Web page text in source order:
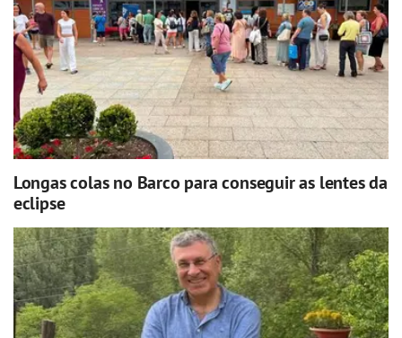
Longas colas no Barco para conseguir as lentes da
eclipse